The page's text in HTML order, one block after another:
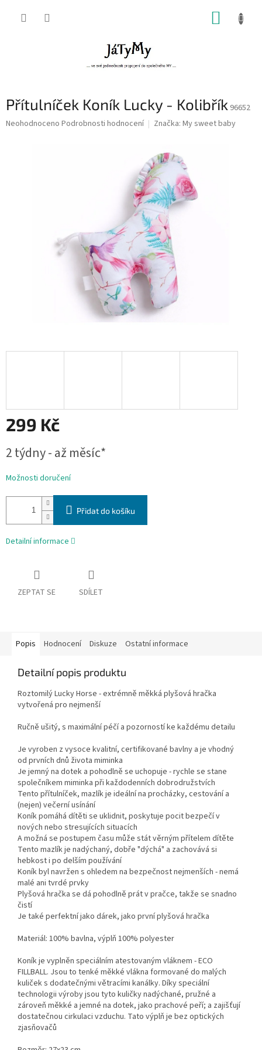
Přítulníček Koník Lucky - Kolibřík 96652
Průměrné
Neohodnoceno Podrobnosti hodnocení Značka: My sweet baby
299 Kč
cena:
2 týdny - až měsíc*
Možnosti doručení
Přidat do košíku
Detailní informace
ZEPTAT SE SDÍLET
Popis Hodnocení Diskuze Ostatní informace
Detailní popis produktu
Roztomilý Lucky Horse - extrémně měkká plyšová hračka
vytvořená pro nejmenší
Ručně ušitý, s maximální péčí a pozorností ke každému detailu
Je vyroben z vysoce kvalitní, certifikované bavlny a je vhodný
od prvních dnů života miminka
Je jemný na dotek a pohodlně se uchopuje - rychle se stane
společníkem miminka při každodenních dobrodružstvích
Tento přítulníček, mazlík je ideální na procházky, cestování a
(nejen) večerní usínání
Koník pomáhá dítěti se uklidnit, poskytuje pocit bezpečí v
nových nebo stresujících situacích
A možná se postupem času může stát věrným přítelem dítěte
Tento mazlík je nadýchaný, dobře "dýchá" a zachovává si
hebkost i po delším používání
Koník byl navržen s ohledem na bezpečnost nejmenších - nemá
malé ani tvrdé prvky
Plyšová hračka se dá pohodlně prát v pračce, takže se snadno
čistí
Je také perfektní jako dárek, jako první plyšová hračka
Materiál: 100% bavlna, výplň 100% polyester
Koník je vyplněn speciálním atestovaným vláknem - ECO
FILLBALL. Jsou to tenké měkké vlákna formované do malých
kuliček s dodatečnými větracími kanálky. Díky speciální
technologii výroby jsou tyto kuličky nadýchané, pružné a
zároveň měkké a jemné na dotek, jako prachové peří; a zajišťují
dostatečnou cirkulaci vzduchu. Tato výplň je bez optických
zjasňovačů